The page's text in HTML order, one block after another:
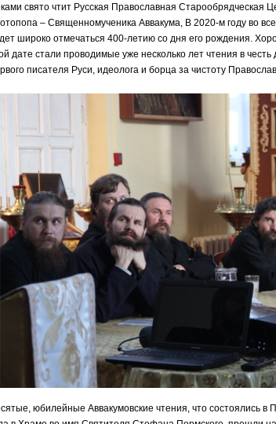
свято чтит Русская Православная Старообрядческая
– Священномученика Аввакума, В 2020-м году во
широко отмечаться 400-летию со дня его рождения.
дате стали проводимые уже несколько лет чтения в честь
писателя Руси, идеолога и борца за чистоту
юбилейные Аввакумовские чтения, что состоялись в